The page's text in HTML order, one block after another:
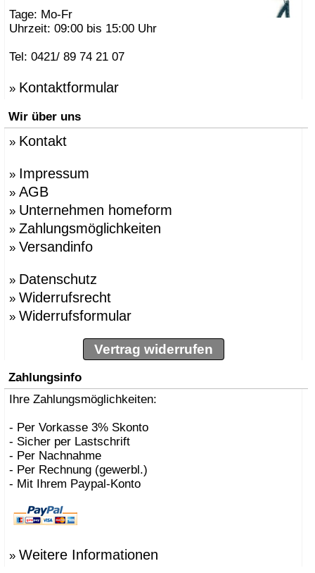
Tage: Mo-Fr
Uhrzeit: 09:00 bis 15:00 Uhr
Tel: 0421/ 89 74 21 07
» Kontaktformular
Wir über uns
» Kontakt
» Impressum
» AGB
» Unternehmen homeform
» Zahlungsmöglichkeiten
» Versandinfo
» Datenschutz
» Widerrufsrecht
» Widerrufsformular
Vertrag widerrufen
Zahlungsinfo
Ihre Zahlungsmöglichkeiten:
- Per Vorkasse 3% Skonto
- Sicher per Lastschrift
- Per Nachnahme
- Per Rechnung (gewerbl.)
- Mit Ihrem Paypal-Konto
» Weitere Informationen